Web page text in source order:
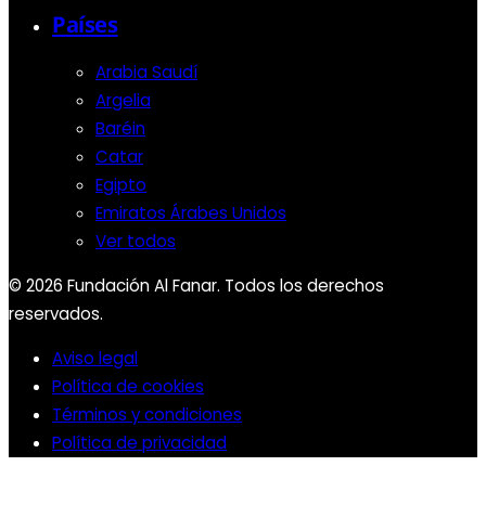
Países
Arabia Saudí
Argelia
Baréin
Catar
Egipto
Emiratos Árabes Unidos
Ver todos
© 2026 Fundación Al Fanar. Todos los derechos
reservados.
Aviso legal
Política de cookies
Términos y condiciones
Política de privacidad